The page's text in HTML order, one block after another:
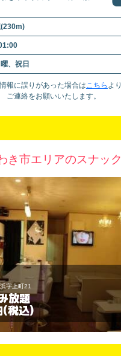
、祝日
報に誤りがあった場合はこちら より
ご連絡をお願いいたします。
き市エリアのスナック
字上町21
放題
(税込)